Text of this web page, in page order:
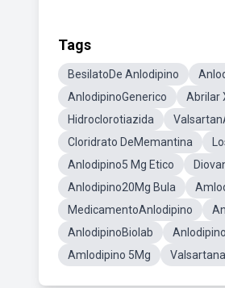
Tags
BesilatoDe Anlodipino
AnlodipinoGenerico
Abrilar
Hidroclorotiazida
Cloridrato DeMemantina
Anlodipino5 Mg Etico
Anlodipino20Mg Bula
MedicamentoAnlodipino
AnlodipinoBiolab
Amlodipino 5Mg